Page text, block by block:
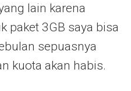
lain karena
paket 3GB saya bisa
sepuasnya
kuota akan habis.